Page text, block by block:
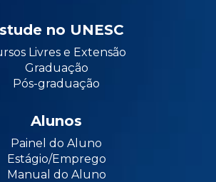
no UNESC
Livres e Extensão
Graduação
Pós-graduação
Alunos
Painel do Aluno
Estágio/Emprego
Manual do Aluno